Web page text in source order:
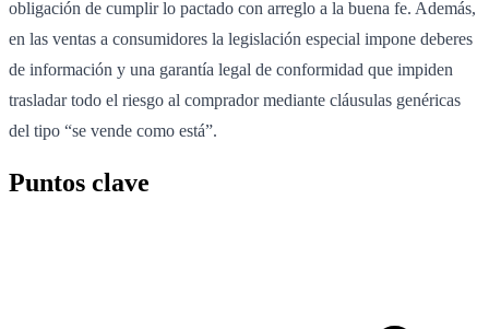
obligación de cumplir lo pactado con arreglo a la buena fe. Además,
en las ventas a consumidores la legislación especial impone deberes
de información y una garantía legal de conformidad que impiden
trasladar todo el riesgo al comprador mediante cláusulas genéricas
del tipo “se vende como está”.
Puntos clave